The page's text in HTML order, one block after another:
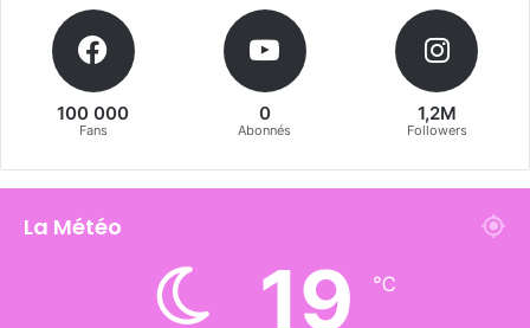
100 000
Fans
0
Abonnés
1,2M
Followers
La Météo
19 ℃